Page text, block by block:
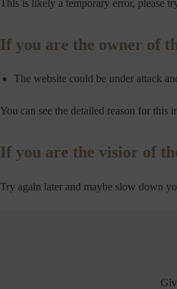
This is likely a temporary error, please
If you are the owner of
The website could be under attack
You can see the detailed reason for this
If you are the visior of
Try again later and maybe slow down